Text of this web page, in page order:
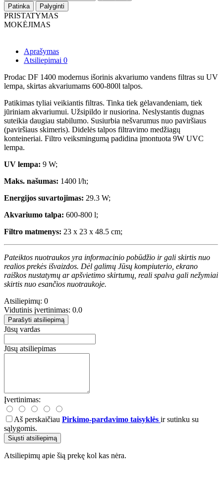
Patinka
Palyginti
PRISTATYMAS
MOKĖJIMAS
Aprašymas
Atsiliepimai 0
Prodac DF 1400 modernus išorinis akvariumo vandens filtras su UV
lempa, skirtas akvariumams 600-800l talpos.
Patikimas tyliai veikiantis filtras. Tinka tiek gėlavandeniam, tiek
jūriniam akvariumui. Užsipildo ir nusiorina. Neslystantis dugnas
suteikia daugiau stabilumo. Susiurbia nešvarumus nuo paviršiaus
(paviršiaus skimeris). Didelės talpos filtravimo medžiagų
konteineriai. Filtro veiksmingumą padidina įmontuota 9W UVC
lempa.
UV lempa: 9 W;
Maks. našumas: 1400 l/h;
Energijos suvartojimas: 29.3 W;
Akvariumo talpa: 600-800 l;
Filtro matmenys: 23 x 23 x 48.5 cm;
Pateiktos nuotraukos yra informacinio pobūdžio ir gali skirtis nuo
realios prekės išvaizdos. Dėl galimų Jūsų kompiuterio, ekrano
raiškos nustatymų ar apšvietimo skirtumų, reali spalva gali nežymiai
skirtis nuo esančios nuotraukoje.
Atsiliepimų: 0
Vidutinis įvertinimas: 0.0
Parašyti atsiliepimą
Jūsų vardas
Jūsų atsiliepimas
Įvertinimas:
Aš perskaičiau Pirkimo-pardavimo taisyklės ir sutinku su
sąlygomis.
Siųsti atsiliepimą
Atsiliepimų apie šią prekę kol kas nėra.